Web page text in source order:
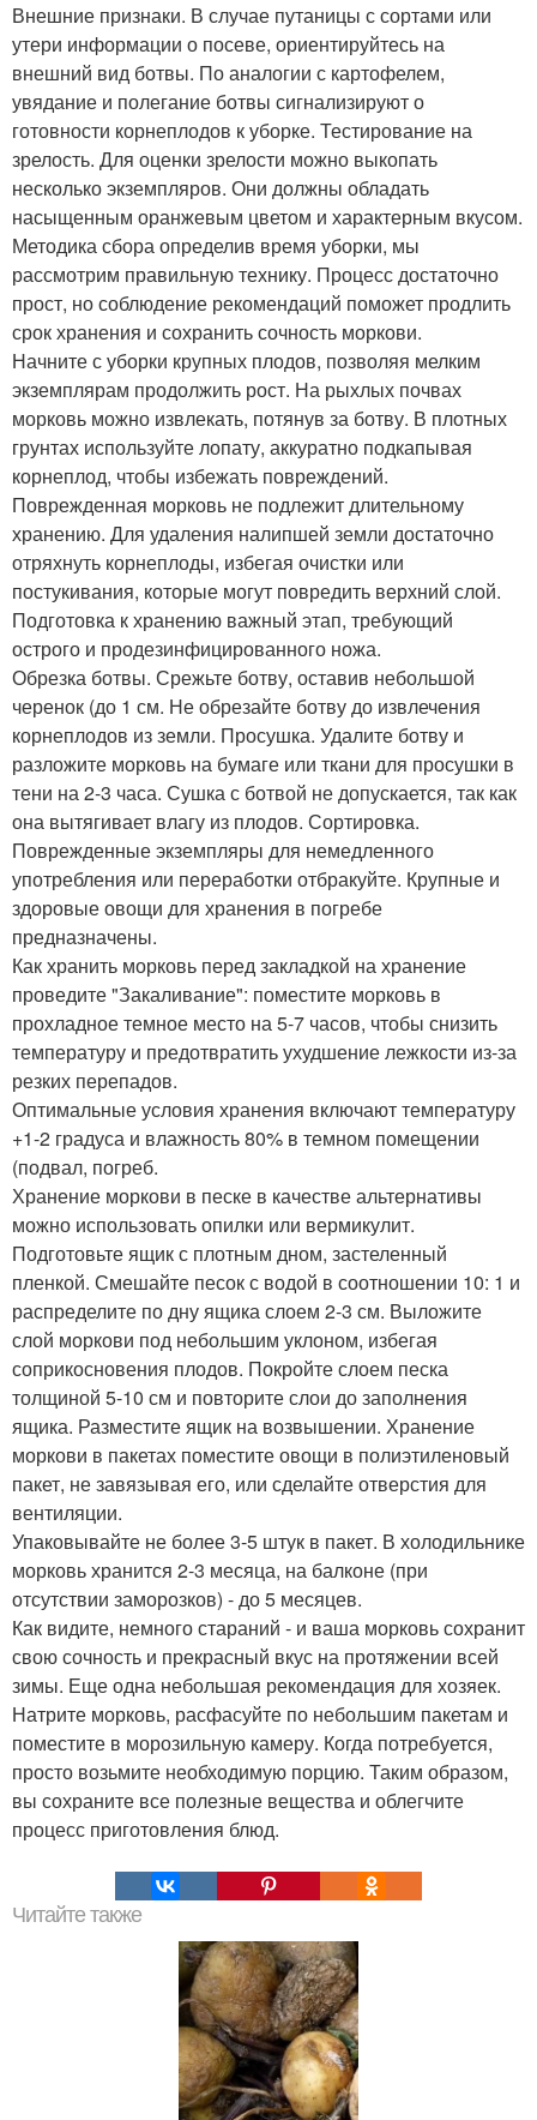
Внешние признаки. В случае путаницы с сортами или
утери информации о посеве, ориентируйтесь на
внешний вид ботвы. По аналогии с картофелем,
увядание и полегание ботвы сигнализируют о
готовности корнеплодов к уборке. Тестирование на
зрелость. Для оценки зрелости можно выкопать
несколько экземпляров. Они должны обладать
насыщенным оранжевым цветом и характерным вкусом.
Методика сбора определив время уборки, мы
рассмотрим правильную технику. Процесс достаточно
прост, но соблюдение рекомендаций поможет продлить
срок хранения и сохранить сочность моркови.
Начните с уборки крупных плодов, позволяя мелким
экземплярам продолжить рост. На рыхлых почвах
морковь можно извлекать, потянув за ботву. В плотных
грунтах используйте лопату, аккуратно подкапывая
корнеплод, чтобы избежать повреждений.
Поврежденная морковь не подлежит длительному
хранению. Для удаления налипшей земли достаточно
отряхнуть корнеплоды, избегая очистки или
постукивания, которые могут повредить верхний слой.
Подготовка к хранению важный этап, требующий
острого и продезинфицированного ножа.
Обрезка ботвы. Срежьте ботву, оставив небольшой
черенок (до 1 см. Не обрезайте ботву до извлечения
корнеплодов из земли. Просушка. Удалите ботву и
разложите морковь на бумаге или ткани для просушки в
тени на 2-3 часа. Сушка с ботвой не допускается, так как
она вытягивает влагу из плодов. Сортировка.
Поврежденные экземпляры для немедленного
употребления или переработки отбракуйте. Крупные и
здоровые овощи для хранения в погребе
предназначены.
Как хранить морковь перед закладкой на хранение
проведите "Закаливание": поместите морковь в
прохладное темное место на 5-7 часов, чтобы снизить
температуру и предотвратить ухудшение лежкости из-за
резких перепадов.
Оптимальные условия хранения включают температуру
+1-2 градуса и влажность 80% в темном помещении
(подвал, погреб.
Хранение моркови в песке в качестве альтернативы
можно использовать опилки или вермикулит.
Подготовьте ящик с плотным дном, застеленный
пленкой. Смешайте песок с водой в соотношении 10: 1 и
распределите по дну ящика слоем 2-3 см. Выложите
слой моркови под небольшим уклоном, избегая
соприкосновения плодов. Покройте слоем песка
толщиной 5-10 см и повторите слои до заполнения
ящика. Разместите ящик на возвышении. Хранение
моркови в пакетах поместите овощи в полиэтиленовый
пакет, не завязывая его, или сделайте отверстия для
вентиляции.
Упаковывайте не более 3-5 штук в пакет. В холодильнике
морковь хранится 2-3 месяца, на балконе (при
отсутствии заморозков) - до 5 месяцев.
Как видите, немного стараний - и ваша морковь сохранит
свою сочность и прекрасный вкус на протяжении всей
зимы. Еще одна небольшая рекомендация для хозяек.
Натрите морковь, расфасуйте по небольшим пакетам и
поместите в морозильную камеру. Когда потребуется,
просто возьмите необходимую порцию. Таким образом,
вы сохраните все полезные вещества и облегчите
процесс приготовления блюд.
Читайте также